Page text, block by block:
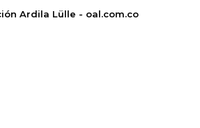
Ardila Lülle - oal.com.co